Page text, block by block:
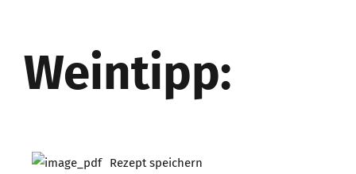
Weintipp:
Rezept speichern